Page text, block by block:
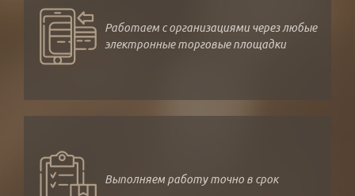
Работаем с организациями через любые
электронные торговые площадки
Выполняем работу точно в срок